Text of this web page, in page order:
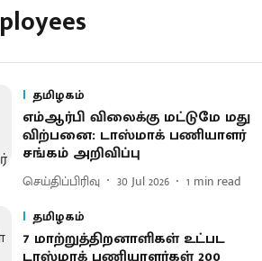
தமிழகம்
எம்ஆர்பி விலைக்கு மட்டுமே மது
விற்பனை: டாஸ்மாக் பணியாளர்
சங்கம் அறிவிப்பு
செய்திப்பிரிவு 30 Jul 2026 1 min read
தமிழகம்
7 மாற்றுத்திறனாளிகள் உட்பட